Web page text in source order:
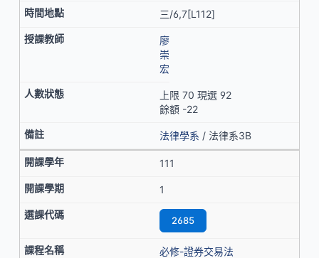
三/6,7[L112]
廖
崇
宏
上限 70 現選 92
餘額 -22
法律學系 / 法律系3B
111
1
2685
必修-證券交易法